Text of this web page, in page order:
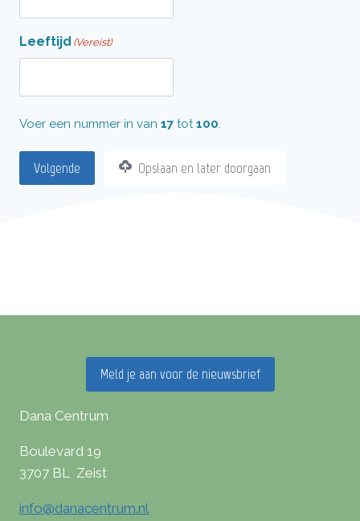
Leeftijd (Vereist)
Voer een nummer in van 17 tot100.
Volgende Opslaan en later doorgaan
Meld je aan voor de nieuwsbrief
Dana Centrum
Boulevard 19
3707 BL Zeist
info@danacentrum.nl